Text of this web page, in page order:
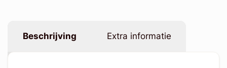
Beschrijving Extra informatie